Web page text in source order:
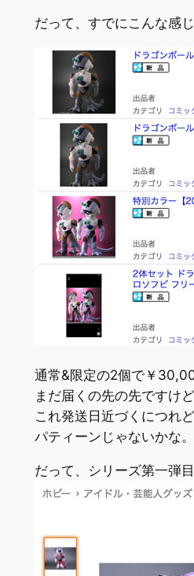
だって、すでにこんな感じ
通常&限定の2個で￥
まだ届くの先の先ですけど
これ発送日近づくにつれ
パティーンじゃないかな。
だって、シリーズ第一弾